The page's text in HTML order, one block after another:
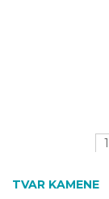
TVAR KAMENE